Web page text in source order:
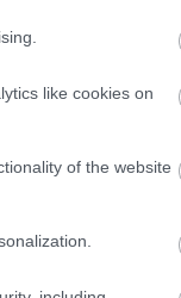
like cookies on
of the website
ez a
gyötört
már a